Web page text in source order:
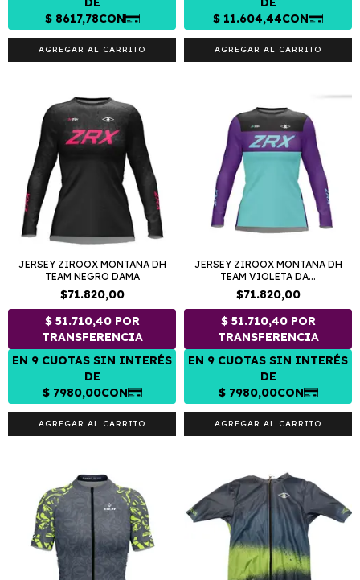
AGREGAR AL CARRITO AGREGAR AL CARRITO
JERSEY ZIROOX MONTANA DH
TEAM NEGRO DAMA
$71.820,00
AGREGAR AL CARRITO
JERSEY ZIROOX MONTANA DH
TEAM VIOLETA DA...
$71.820,00
AGREGAR AL CARRITO